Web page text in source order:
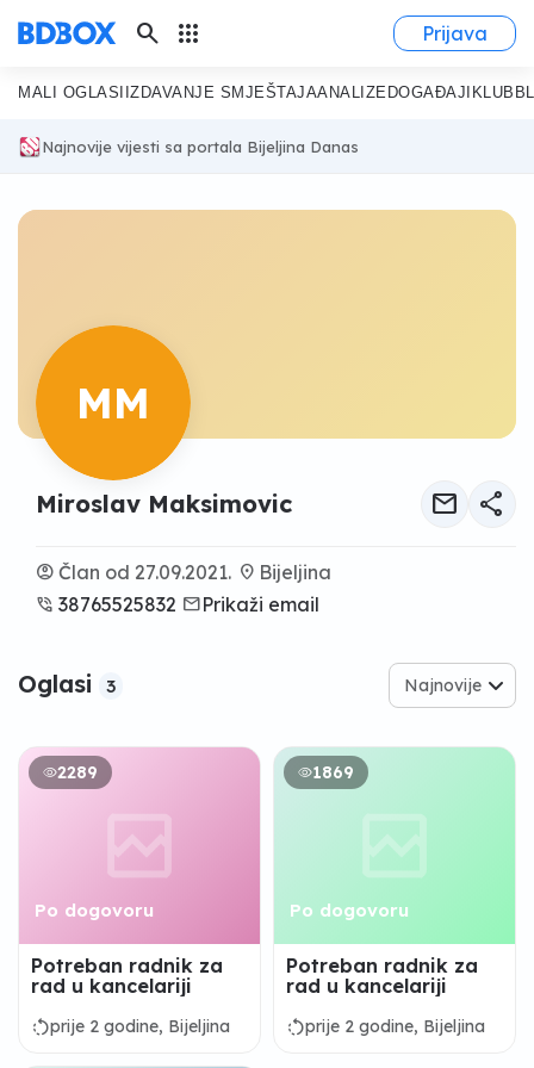
search apps Prijava
MALI OGLASI IZDAVANJE SMJEŠTAJAANALIZE DOGAĐAJI KLUB
Najnovije vijesti sa portala Bijeljina Danas
MM
Miroslav Maksimovic mail share
account_circle Član od 27.09.2021. location_on Bijeljina
phone_in_talk 38765525832 emailPrikaži email
Oglasi 3 Najnovije
2289
Po dogovoru
Potreban radnik za
rad u kancelariji
rotate_leftprije 2 godine, Bijeljina
1869
Po dogovoru
Potreban radnik za
rad u kancelariji
rotate_leftprije 2 godine, Bijeljina